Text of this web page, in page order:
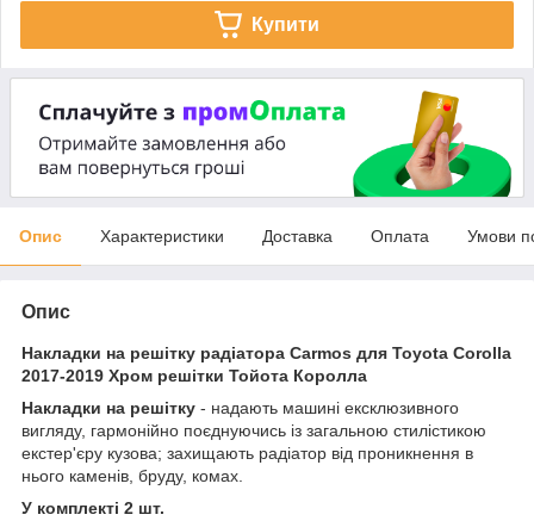
Купити
Опис Характеристики Доставка Оплата Умови
Опис
Накладки на решітку радіатора Carmos для Toyota Corolla
2017-2019 Хром решітки Тойота Королла
Накладки на решітку - надають машині ексклюзивного
вигляду, гармонійно поєднуючись із загальною стилістикою
екстер'єру кузова; захищають радіатор від проникнення в
нього каменів, бруду, комах.
У комплекті 2 шт.